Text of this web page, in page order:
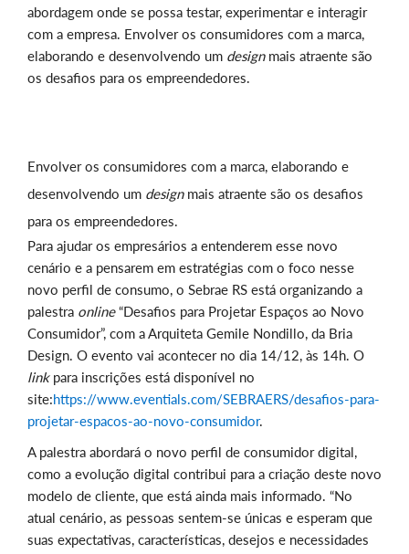
abordagem onde se possa testar, experimentar e interagir
com a empresa. Envolver os consumidores com a marca,
elaborando e desenvolvendo um design mais atraente são
os desafios para os empreendedores.
Envolver os consumidores com a marca, elaborando e
desenvolvendo um design mais atraente são os desafios
para os empreendedores.
Para ajudar os empresários a entenderem esse novo
cenário e a pensarem em estratégias com o foco nesse
novo perfil de consumo, o Sebrae RS está organizando a
palestra online“Desafios para Projetar Espaços ao Novo
Consumidor”, com a Arquiteta Gemile Nondillo, da Bria
Design. O evento vai acontecer no dia 14/12, às 14h. O
linkpara inscrições está disponível no
site:https://www.eventials.com/SEBRAERS/desafios-para-
projetar-espacos-ao-novo-consumidor.
A palestra abordará o novo perfil de consumidor digital,
como a evolução digital contribui para a criação deste novo
modelo de cliente, que está ainda mais informado. “No
atual cenário, as pessoas sentem-se únicas e esperam que
suas expectativas, características, desejos e necessidades